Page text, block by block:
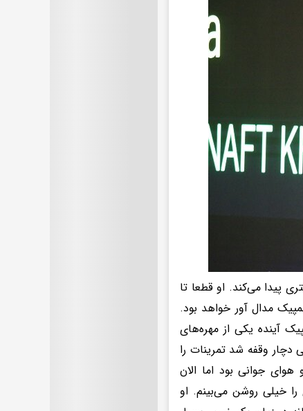
پیدا می‌کند. او قطعا تا
المپیک مدال آور خواهد بود.
و قطعا او در المپیک آینده یکی از مهره‌های
دچار وقفه شد تمرینات را
جوانی بود اما الان
را خیلی روشن می‌بینم. او